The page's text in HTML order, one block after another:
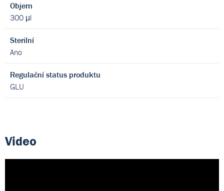
Objem
300 μl
Sterilní
Ano
Regulační status produktu
GLU
Video